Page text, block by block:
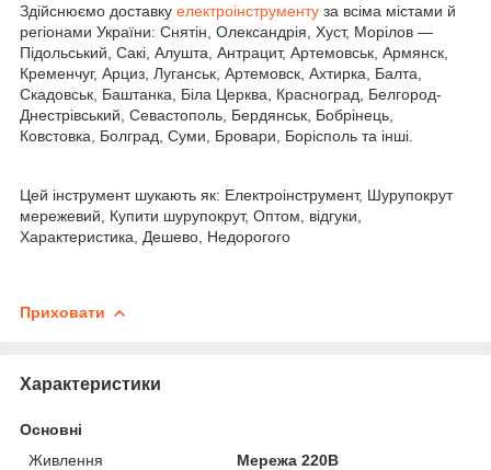
Здійснюємо доставку електроінструменту за всіма містами й
регіонами України: Снятін, Олександрія, Хуст, Морілов —
Підольський, Сакі, Алушта, Антрацит, Артемовськ, Армянск,
Кременчуг, Арциз, Луганськ, Артемовск, Ахтирка, Балта,
Скадовськ, Баштанка, Біла Церква, Красноград, Белгород-
Днестрівський, Севастополь, Бердянськ, Бобрінець,
Ковстовка, Болград, Суми, Бровари, Борісполь та інші.
Цей інструмент шукають як: Електроінструмент, Шурупокрут
мережевий, Купити шурупокрут, Оптом, відгуки,
Характеристика, Дешево, Недорогого
Приховати
Характеристики
Основні
Живлення
Мережа 220В